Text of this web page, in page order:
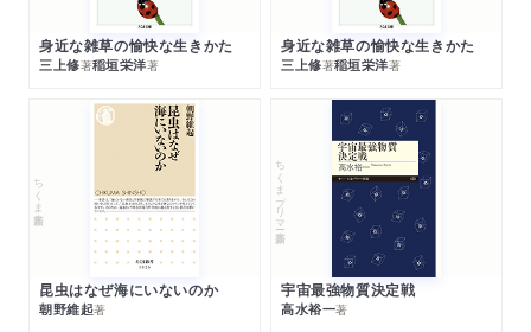
身近な雑草の愉快な生きかた
三上修著稲垣栄洋著
身近な雑草の愉快な生きかた
三上修著稲垣栄洋著
ちくま新書
昆虫はなぜ海にいないのか
朝野維起著
ちくまプリマー新書
宇宙最強物質決定戦
高水裕一著